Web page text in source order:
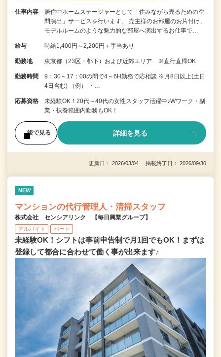
仕事内容
居住中ホームステージャーとして「住みながら売るための空
間演出」サービスを行います。 売主様のお部屋のお片付け、
モデルルームのような魅力的な部屋へ演出するお仕事で…
給与 時給1,400円～2,200円＋手当あり
勤務地 東京都（23区・都下）および近郊エリア ※直行直帰OK
勤務時間
9：30～17：00の間で4～6H勤務で応相談 ※月8日以上(土日
4日含む) （例） ・…
応募資格
未経験OK！20代～40代の女性スタッフ活躍中♪Wワーク・副
業・扶養範囲内勤務もOK！
後で見る 詳細を見る
更新日： 2026/03/04 掲載終了日： 2026/09/30
NEW
マンションの代行管理人・清掃スタッフ
株式会社 センシアリンク 【毎日興業グループ】
アルバイト パート
未経験OK！シフトは事前申告制で月1回でもOK！まずは
登録して都合に合わせて働く事が出来ます♪